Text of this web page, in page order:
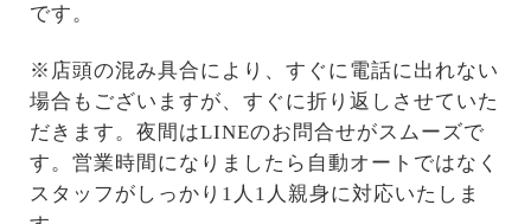
です。
※店頭の混み具合により、すぐに電話に出れない
場合もございますが、すぐに折り返しさせていた
だきます。夜間はLINEのお問合せがスムーズで
す。営業時間になりましたら自動オートではなく
スタッフがしっかり1人1人親身に対応いたしま